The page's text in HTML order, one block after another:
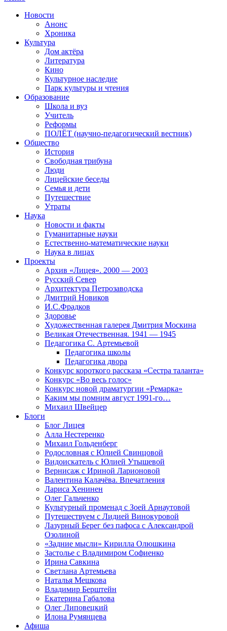
Новости
Анонс
Хроника
Культура
Дом актёра
Литература
Кино
Культурное наследие
Парк культуры и чтения
Образование
Школа и вуз
Учитель
Реформы
ПОЛЁТ (научно-педагогический вестник)
Общество
История
Свободная трибуна
Люди
Лицейские беседы
Семья и дети
Путешествие
Утраты
Наука
Новости и факты
Гуманитарные науки
Естественно-математические науки
Наука в лицах
Проекты
Архив «Лицея». 2000 — 2003
Русский Север
Архитектура Петрозаводска
Дмитрий Новиков
И.С.Фрадков
Здоровье
Художественная галерея Дмитрия Москина
Великая Отечественная. 1941 — 1945
Педагогика С. Артемьевой
Педагогика школы
Педагогика двора
Конкурс короткого рассказа «Сестра таланта»
Конкурс «Во весь голос»
Конкурс новой драматургии «Ремарка»
Каким мы помним август 1991-го…
Михаил Швейцер
Блоги
Блог Лицея
Алла Нестеренко
Михаил Гольденберг
Родословная с Юлией Свинцовой
Видоискатель с Юлией Утышевой
Вернисаж с Ириной Ларионовой
Валентина Калачёва. Впечатления
Лариса Хенинен
Олег Гальченко
Культурный променад с Зоей Арнаутовой
Путешествуем с Лидией Винокуровой
Лазурный Берег без пафоса с Александрой
Озолиной
«Задние мысли» Кирилла Олюшкина
Застолье с Владимиром Софиенко
Ирина Савкина
Светлана Артемьева
Наталья Мешкова
Владимир Берштейн
Екатерина Габалова
Олег Липовецкий
Илона Румянцева
Афиша